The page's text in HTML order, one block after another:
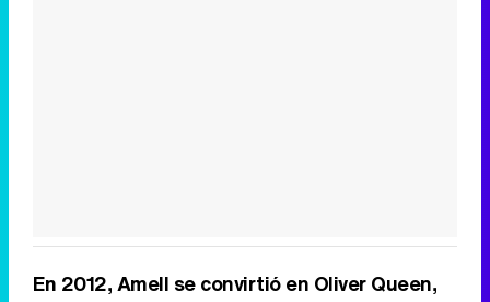
En 2012, Amell se convirtió en Oliver Queen,